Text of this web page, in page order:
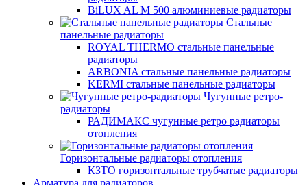
BiLUX AL M 500 алюминиевые радиаторы
Стальные
панельные радиаторы
ROYAL THERMO стальные панельные
радиаторы
ARBONIA стальные панельные радиаторы
KERMI стальные панельные радиаторы
Чугунные ретро-
радиаторы
РАДИМАКС чугунные ретро радиаторы
отопления
Горизонтальные радиаторы отопления
КЗТО горизонтальные трубчатые радиаторы
Арматура для радиаторов